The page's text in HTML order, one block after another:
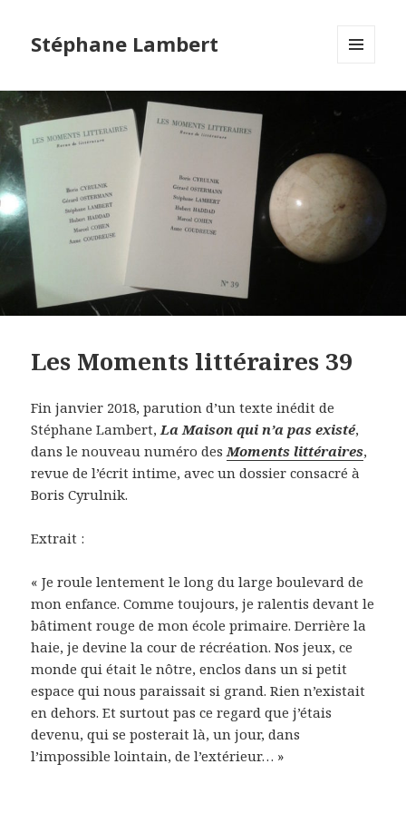
Stéphane Lambert
Les Moments littéraires 39
Fin janvier 2018, parution d’un texte inédit de
Stéphane Lambert, La Maison qui n’a pas existé,
dans le nouveau numéro des Moments littéraires,
revue de l’écrit intime, avec un dossier consacré à
Boris Cyrulnik.
Extrait :
« Je roule lentement le long du large boulevard de
mon enfance. Comme toujours, je ralentis devant le
bâtiment rouge de mon école primaire. Derrière la
haie, je devine la cour de récréation. Nos jeux, ce
monde qui était le nôtre, enclos dans un si petit
espace qui nous paraissait si grand. Rien n’existait
en dehors. Et surtout pas ce regard que j’étais
devenu, qui se posterait là, un jour, dans
l’impossible lointain, de l’extérieur… »